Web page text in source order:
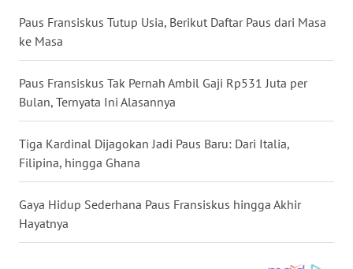
Paus Fransiskus Tutup Usia, Berikut Daftar Paus dari Masa
ke Masa
Paus Fransiskus Tak Pernah Ambil Gaji Rp531 Juta per
Bulan, Ternyata Ini Alasannya
Tiga Kardinal Dijagokan Jadi Paus Baru: Dari Italia,
Filipina, hingga Ghana
Gaya Hidup Sederhana Paus Fransiskus hingga Akhir
Hayatnya
KALSEL
WN
KALTIM
WN
SULSEL